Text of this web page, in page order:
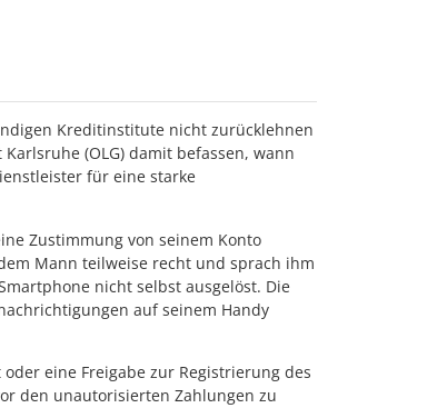
Kreditinstitute nicht zurücklehnen
(OLG) damit befassen, wann
für eine starke
Zustimmung von seinem Konto
Mann teilweise recht und sprach ihm
nicht selbst ausgelöst. Die
auf seinem Handy
eine Freigabe zur Registrierung des
den unautorisierten Zahlungen zu